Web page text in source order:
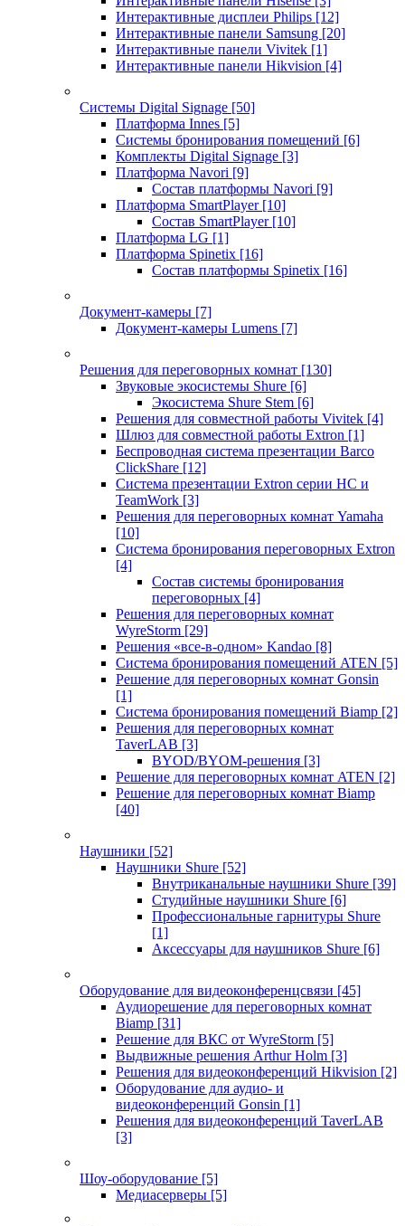
Интерактивные дисплеи Philips [12]
Интерактивные панели Samsung [20]
Интерактивные панели Vivitek [1]
Интерактивные панели Hikvision [4]
Системы Digital Signage [50]
Платформа Innes [5]
Системы бронирования помещений [6]
Комплекты Digital Signage [3]
Платформа Navori [9]
Состав платформы Navori [9]
Платформа SmartPlayer [10]
Состав SmartPlayer [10]
Платформа LG [1]
Платформа Spinetix [16]
Состав платформы Spinetix [16]
Документ-камеры [7]
Документ-камеры Lumens [7]
Решения для переговорных комнат [130]
Звуковые экосистемы Shure [6]
Экосистема Shure Stem [6]
Решения для совместной работы Vivitek [4]
Шлюз для совместной работы Extron [1]
Беспроводная система презентации Barco
ClickShare [12]
Система презентации Extron серии HC и
TeamWork [3]
Решения для переговорных комнат Yamaha
[10]
Система бронирования переговорных Extron
[4]
Состав системы бронирования
переговорных [4]
Решения для переговорных комнат
WyreStorm [29]
Решения «все-в-одном» Kandao [8]
Система бронирования помещений ATEN [5]
Решение для переговорных комнат Gonsin
[1]
Система бронирования помещений Biamp [2]
Решения для переговорных комнат
TaverLAB [3]
BYOD/BYOM-решения [3]
Решение для переговорных комнат ATEN [2]
Решение для переговорных комнат Biamp
[40]
Наушники [52]
Наушники Shure [52]
Внутриканальные наушники Shure [39]
Студийные наушники Shure [6]
Профессиональные гарнитуры Shure
[1]
Аксессуары для наушников Shure [6]
Оборудование для видеоконференцсвязи [45]
Аудиорешение для переговорных комнат
Biamp [31]
Решение для ВКС от WyreStorm [5]
Выдвижные решения Arthur Holm [3]
Решения для видеоконференций Hikvision [2]
Оборудование для аудио- и
видеоконференций Gonsin [1]
Решения для видеоконференций TaverLAB
[3]
Шоу-оборудование [5]
Медиасерверы [5]